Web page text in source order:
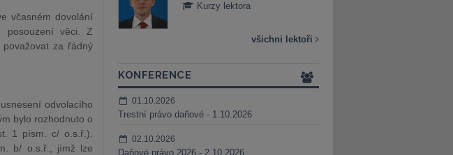
včasném dovolání
posouzení věci. Z
za řádný
odvolacího
bylo rozhodnuto o
1 písm. c/ o.s.ř.).
b/ o.s.ř., jímž lze
lektora
Kurzy lektora
všichni lektoři
KONFERENCE
01.10.2026
Trestní právo daňové - 1.10.2026
02.10.2026
Daňové právo 2026 - 2.10.2026